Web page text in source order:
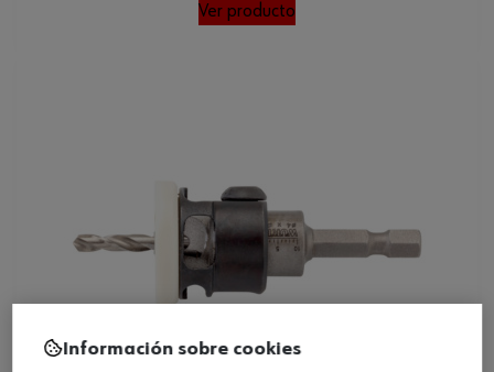
Ver producto
Información sobre cookies